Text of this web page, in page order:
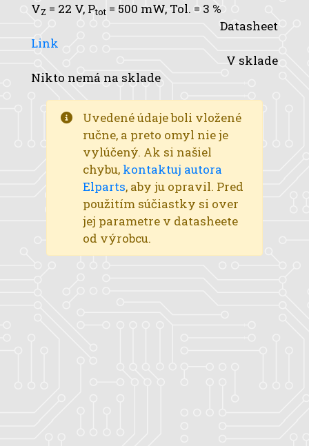
VZ = 22 V, Ptot = 500 mW, Tol. = 3 %
Datasheet
Link
V sklade
Nikto nemá na sklade
Uvedené údaje boli vložené
ručne, a preto omyl nie je
vylúčený. Ak si našiel
chybu, kontaktuj autora
Elparts, aby ju opravil. Pred
použitím súčiastky si over
jej parametre v datasheete
od výrobcu.